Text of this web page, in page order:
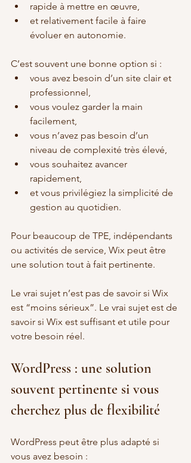
rapide à mettre en œuvre,
et relativement facile à faire
évoluer en autonomie.
C’est souvent une bonne option si :
vous avez besoin d’un site clair et
professionnel,
vous voulez garder la main
facilement,
vous n’avez pas besoin d’un
niveau de complexité très élevé,
vous souhaitez avancer
rapidement,
et vous privilégiez la simplicité de
gestion au quotidien.
Pour beaucoup de TPE, indépendants
ou activités de service, Wix peut être
une solution tout à fait pertinente.
Le vrai sujet n’est pas de savoir si Wix
est “moins sérieux”. Le vrai sujet est de
savoir si Wix est suffisant et utile pour
votre besoin réel.
WordPress : une solution
souvent pertinente si vous
cherchez plus de flexibilité
WordPress peut être plus adapté si
vous avez besoin :